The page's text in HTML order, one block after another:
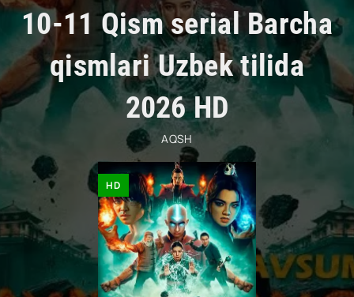
10-11 Qism serial Barcha
qismlari Uzbek tilida
2026 HD
AQSH
HD